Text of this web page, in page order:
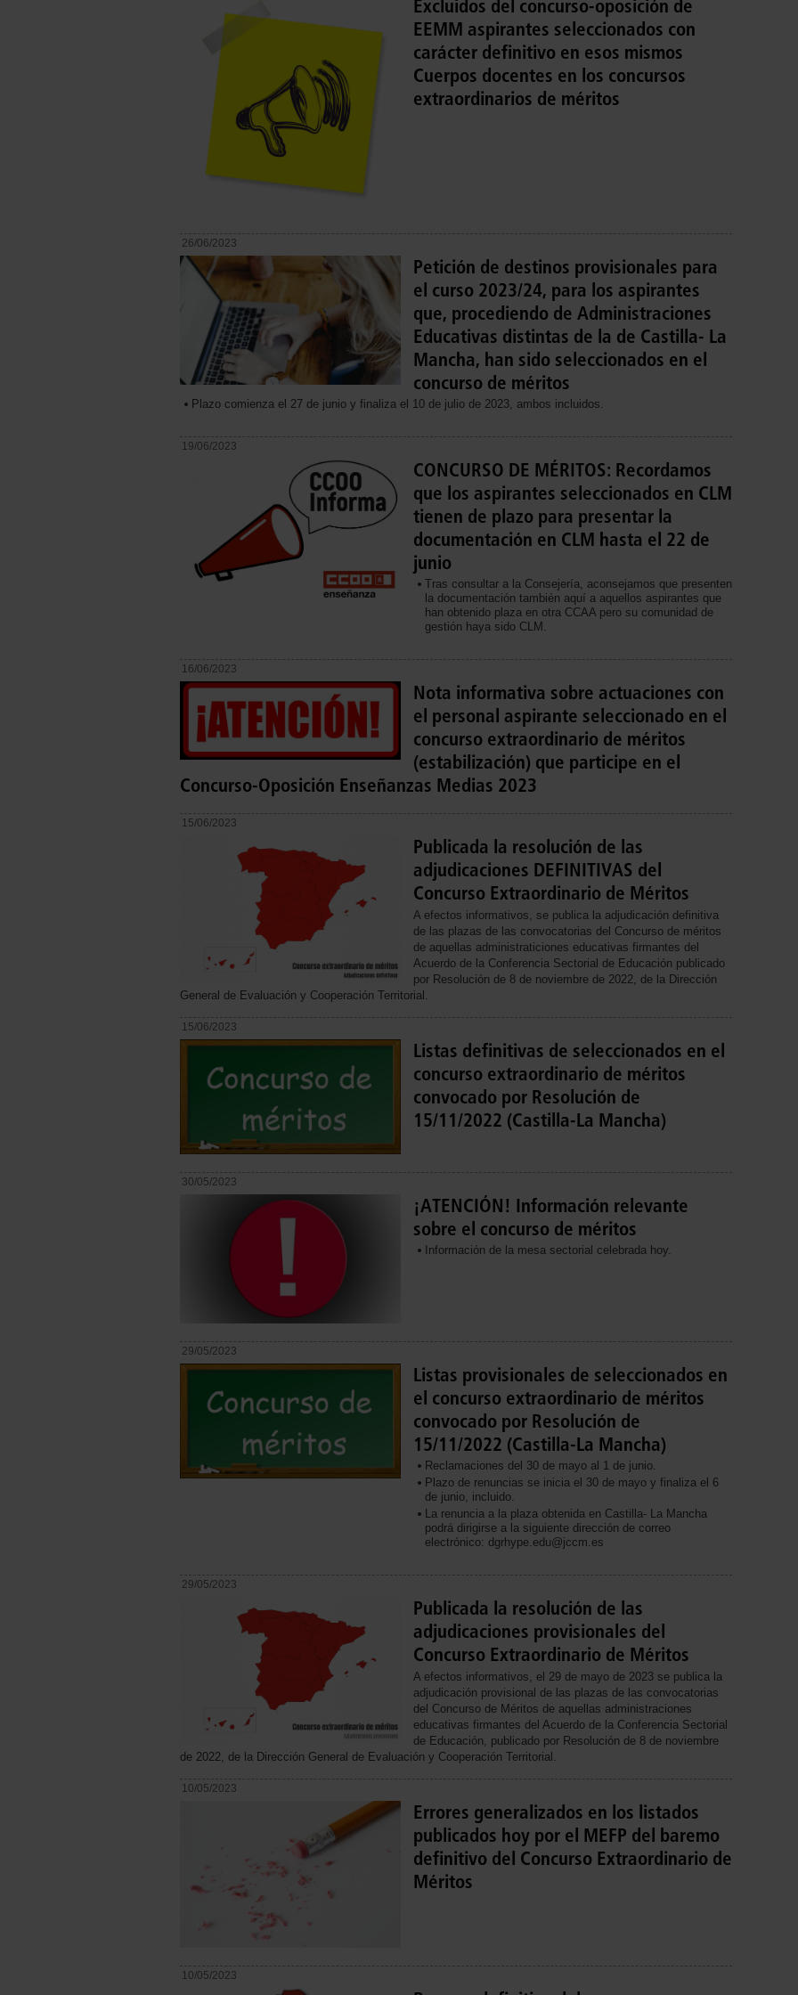
Excluidos del concurso-oposición de
EEMM aspirantes seleccionados con
carácter definitivo en esos mismos
Cuerpos docentes en los concursos
extraordinarios de méritos
26/06/2023
Petición de destinos provisionales para
el curso 2023/24, para los aspirantes
que, procediendo de Administraciones
Educativas distintas de la de Castilla- La
Mancha, han sido seleccionados en el
concurso de méritos
Plazo comienza el 27 de junio y finaliza el 10 de julio de 2023, ambos incluidos.
19/06/2023
CONCURSO DE MÉRITOS: Recordamos
que los aspirantes seleccionados en CLM
tienen de plazo para presentar la
documentación en CLM hasta el 22 de
junio
Tras consultar a la Consejería, aconsejamos que presenten
la documentación también aquí a aquellos aspirantes que
han obtenido plaza en otra CCAA pero su comunidad de
gestión haya sido CLM.
16/06/2023
Nota informativa sobre actuaciones con
el personal aspirante seleccionado en el
concurso extraordinario de méritos
(estabilización) que participe en el
Concurso-Oposición Enseñanzas Medias 2023
15/06/2023
Publicada la resolución de las
adjudicaciones DEFINITIVAS del
Concurso Extraordinario de Méritos
A efectos informativos, se publica la adjudicación definitiva
de las plazas de las convocatorias del Concurso de méritos
de aquellas administraticiones educativas firmantes del
Acuerdo de la Conferencia Sectorial de Educación publicado
por Resolución de 8 de noviembre de 2022, de la Dirección
General de Evaluación y Cooperación Territorial.
15/06/2023
Listas definitivas de seleccionados en el
concurso extraordinario de méritos
convocado por Resolución de
15/11/2022 (Castilla-La Mancha)
30/05/2023
¡ATENCIÓN! Información relevante
sobre el concurso de méritos
Información de la mesa sectorial celebrada hoy.
29/05/2023
Listas provisionales de seleccionados en
el concurso extraordinario de méritos
convocado por Resolución de
15/11/2022 (Castilla-La Mancha)
Reclamaciones del 30 de mayo al 1 de junio.
Plazo de renuncias se inicia el 30 de mayo y finaliza el 6
de junio, incluido.
La renuncia a la plaza obtenida en Castilla- La Mancha
podrá dirigirse a la siguiente dirección de correo
electrónico: dgrhype.edu@jccm.es
29/05/2023
Publicada la resolución de las
adjudicaciones provisionales del
Concurso Extraordinario de Méritos
A efectos informativos, el 29 de mayo de 2023 se publica la
adjudicación provisional de las plazas de las convocatorias
del Concurso de Méritos de aquellas administraciones
educativas firmantes del Acuerdo de la Conferencia Sectorial
de Educación, publicado por Resolución de 8 de noviembre
de 2022, de la Dirección General de Evaluación y Cooperación Territorial.
10/05/2023
Errores generalizados en los listados
publicados hoy por el MEFP del baremo
definitivo del Concurso Extraordinario de
Méritos
10/05/2023